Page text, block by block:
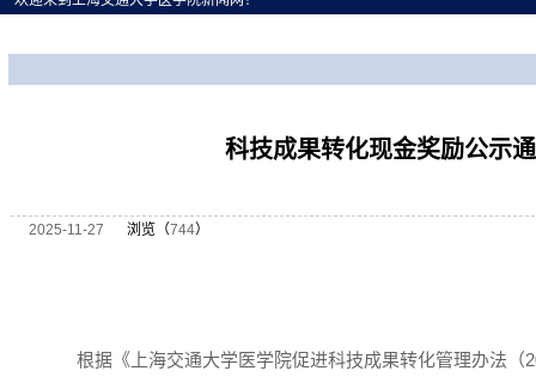
科技成果转化现金奖励公示
2025-11-27 浏览（744）
根据《上海交通大学医学院促进科技成果转化管理办法（